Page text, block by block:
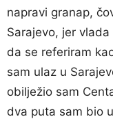
napravi granap,
Sarajevo, jer
da se referiram
sam ulaz u
obilježio sam
dva puta sam bio